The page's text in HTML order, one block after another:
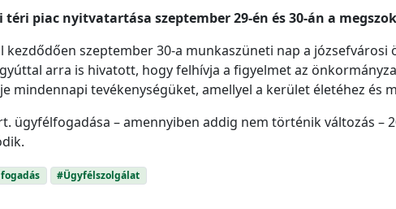
téri piac nyitvatartása szeptember 29-én és 30-án a
kezdődően szeptember 30-a munkaszüneti nap a
arra is hivatott, hogy felhívja a figyelmet az
mindennapi tevékenységüket, amellyel a kerület életéhez és
ügyfélfogadása – amennyiben addig nem történik változás
#Ügyfélszolgálat